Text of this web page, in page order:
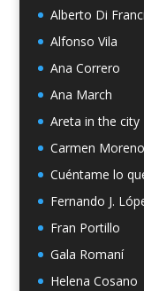
Alberto Di
Alfonso Vila
Ana Correro
Ana March
Areta in the city
Carmen Moreno
Cuéntame lo
Fernando J.
Fran Portillo
Gala Romaní
Helena Cosano